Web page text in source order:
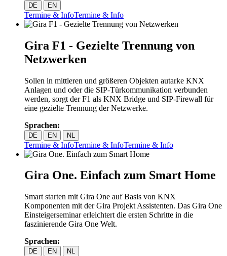
DE EN
Termine & InfoTermine & Info
Gira F1 - Gezielte Trennung von
Netzwerken
Sollen in mittleren und größeren Objekten autarke KNX
Anlagen und oder die SIP-Türkommunikation verbunden
werden, sorgt der F1 als KNX Bridge und SIP-Firewall für
eine gezielte Trennung der Netzwerke.
Sprachen:
DE EN NL
Termine & InfoTermine & InfoTermine & Info
Gira One. Einfach zum Smart Home
Smart starten mit Gira One auf Basis von KNX
Komponenten mit der Gira Projekt Assistenten. Das Gira One
Einsteigerseminar erleichtert die ersten Schritte in die
faszinierende Gira One Welt.
Sprachen:
DE EN NL